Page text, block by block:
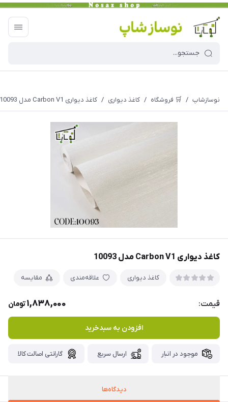
نوسازشاپ / 🛒 فروشگاه / کاغذ دیواری / کاغذ دیواری Carbon V1 مدل 10093
کاغذ دیواری Carbon V1 مدل 10093
کاغذ دیواری علاقه‌مندی مقایسه
قیمت: 1,838,000تومان
افزودن به سبدخرید
موجود در انبار ارسال سریع گارانتی اصالت کالا
دیدگاه‌ها